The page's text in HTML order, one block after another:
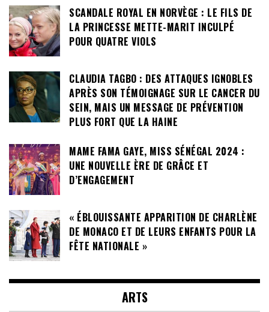
SCANDALE ROYAL EN NORVÈGE : LE FILS DE
LA PRINCESSE METTE-MARIT INCULPÉ
POUR QUATRE VIOLS
CLAUDIA TAGBO : DES ATTAQUES IGNOBLES
APRÈS SON TÉMOIGNAGE SUR LE CANCER DU
SEIN, MAIS UN MESSAGE DE PRÉVENTION
PLUS FORT QUE LA HAINE
MAME FAMA GAYE, MISS SÉNÉGAL 2024 :
UNE NOUVELLE ÈRE DE GRÂCE ET
D’ENGAGEMENT
« ÉBLOUISSANTE APPARITION DE CHARLÈNE
DE MONACO ET DE LEURS ENFANTS POUR LA
FÊTE NATIONALE »
ARTS